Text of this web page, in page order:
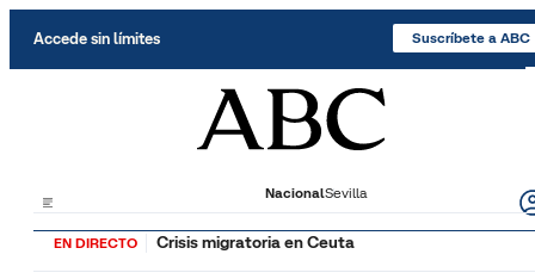
Accede sin límites Suscríbete a ABC
NacionalSevilla
EN DIRECTO Crisis migratoria en Ceuta